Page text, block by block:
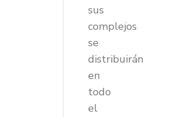
sus
complejos
se
distribuirán
en
todo
el